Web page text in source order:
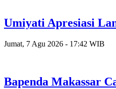
Umiyati Apresiasi
Jumat, 7 Agu 2026 - 17:42 WIB
Bapenda Makassar